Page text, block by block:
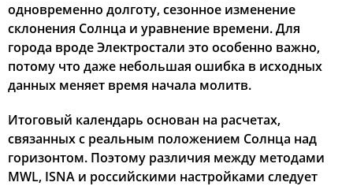
одновременно долготу, сезонное изменение
склонения Солнца и уравнение времени. Для
города вроде Электростали это особенно важно,
потому что даже небольшая ошибка в исходных
данных меняет время начала молитв.
Итоговый календарь основан на расчетах,
связанных с реальным положением Солнца над
горизонтом. Поэтому различия между методами
MWL, ISNA и российскими настройками следует